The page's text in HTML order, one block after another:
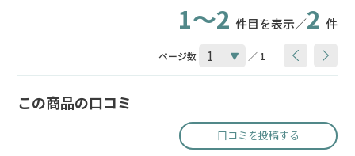
1～2 件目を表示／2 件
ページ数 ／ 1
この商品の口コミ
口コミを投稿する